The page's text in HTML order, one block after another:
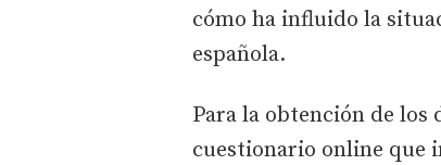
cómo ha influido la
española.
Para la obtención de los
cuestionario online que